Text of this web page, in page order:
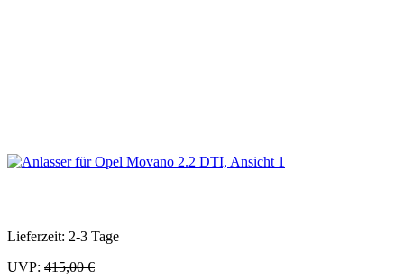
Lieferzeit: 2-3 Tage
UVP: 415,00 €